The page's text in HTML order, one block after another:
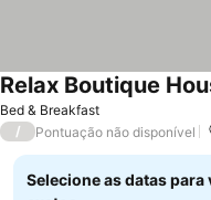
Bed & Breakfast
Relax Boutique
/ Pontuação não disponível
Selecione as datas para